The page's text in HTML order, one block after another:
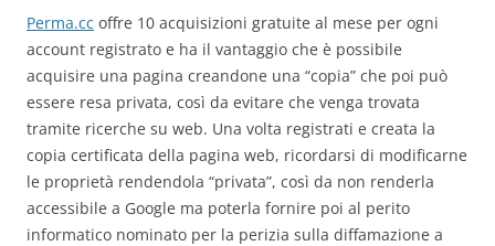
Perma.cc offre 10 acquisizioni gratuite al mese per ogni
account registrato e ha il vantaggio che è possibile
acquisire una pagina creandone una “copia” che poi può
essere resa privata, così da evitare che venga trovata
tramite ricerche su web. Una volta registrati e creata la
copia certificata della pagina web, ricordarsi di modificarne
le proprietà rendendola “privata”, così da non renderla
accessibile a Google ma poterla fornire poi al perito
informatico nominato per la perizia sulla diffamazione a